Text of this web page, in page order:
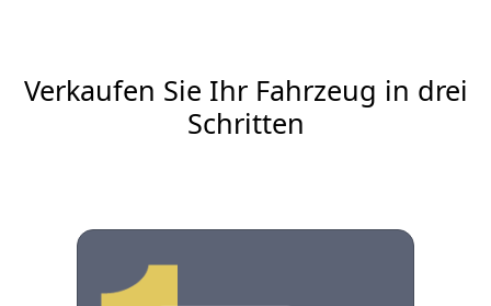
Verkaufen Sie Ihr Fahrzeug in drei
Schritten